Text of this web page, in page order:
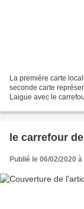
La première carte
seconde carte
Laigue avec le
le carrefour
Publié le 06/02/2020